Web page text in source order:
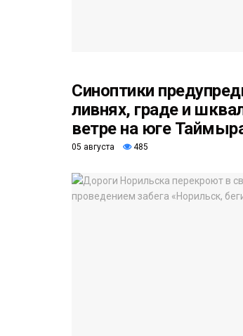
Синоптики
ливнях, граде и
ветре на юге
05 августа 485